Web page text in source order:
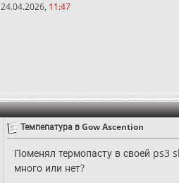
24.04.2026, 11:47
Темпепатура в Gow Ascention
Поменял термопасту в своей ps3
много или нет?